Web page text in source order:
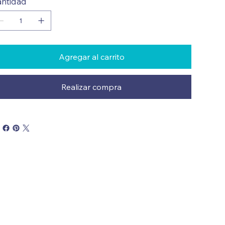
Agregar al carrito
Realizar compra